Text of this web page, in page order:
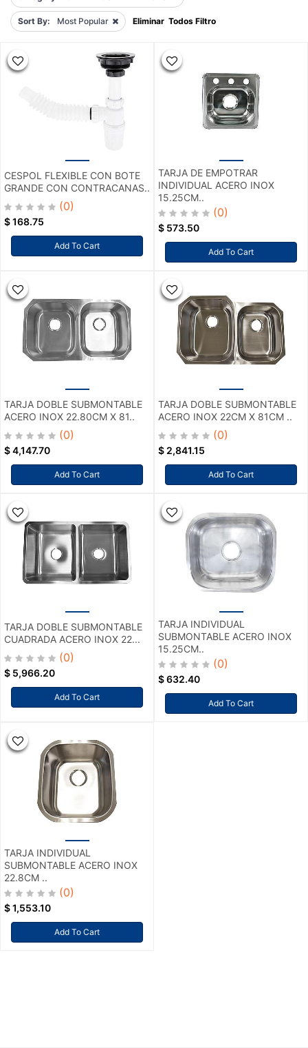
Sort By: Most Popular Eliminar Todos Filtro
CESPOL FLEXIBLE CON BOTE
GRANDE CON CONTRACANAS..
(0)
$168.75
Add To Cart
TARJA DE EMPOTRAR
INDIVIDUAL ACERO INOX
15.25CM..
(0)
$ 573.50
Add To Cart
TARJA DOBLE SUBMONTABLE
ACERO INOX 22.80CM X 81..
(0)
$4,147.70
Add To Cart
TARJA DOBLE SUBMONTABLE
ACERO INOX 22CM X 81CM ..
(0)
$ 2,841.15
Add To Cart
TARJA DOBLE SUBMONTABLE
CUADRADA ACERO INOX 22...
(0)
$ 5,966.20
Add To Cart
TARJA INDIVIDUAL
SUBMONTABLE ACERO INOX
15.25CM..
(0)
$632.40
Add To Cart
TARJA INDIVIDUAL
SUBMONTABLE ACERO INOX
22.8CM ..
(0)
$1,553.10
Add To Cart